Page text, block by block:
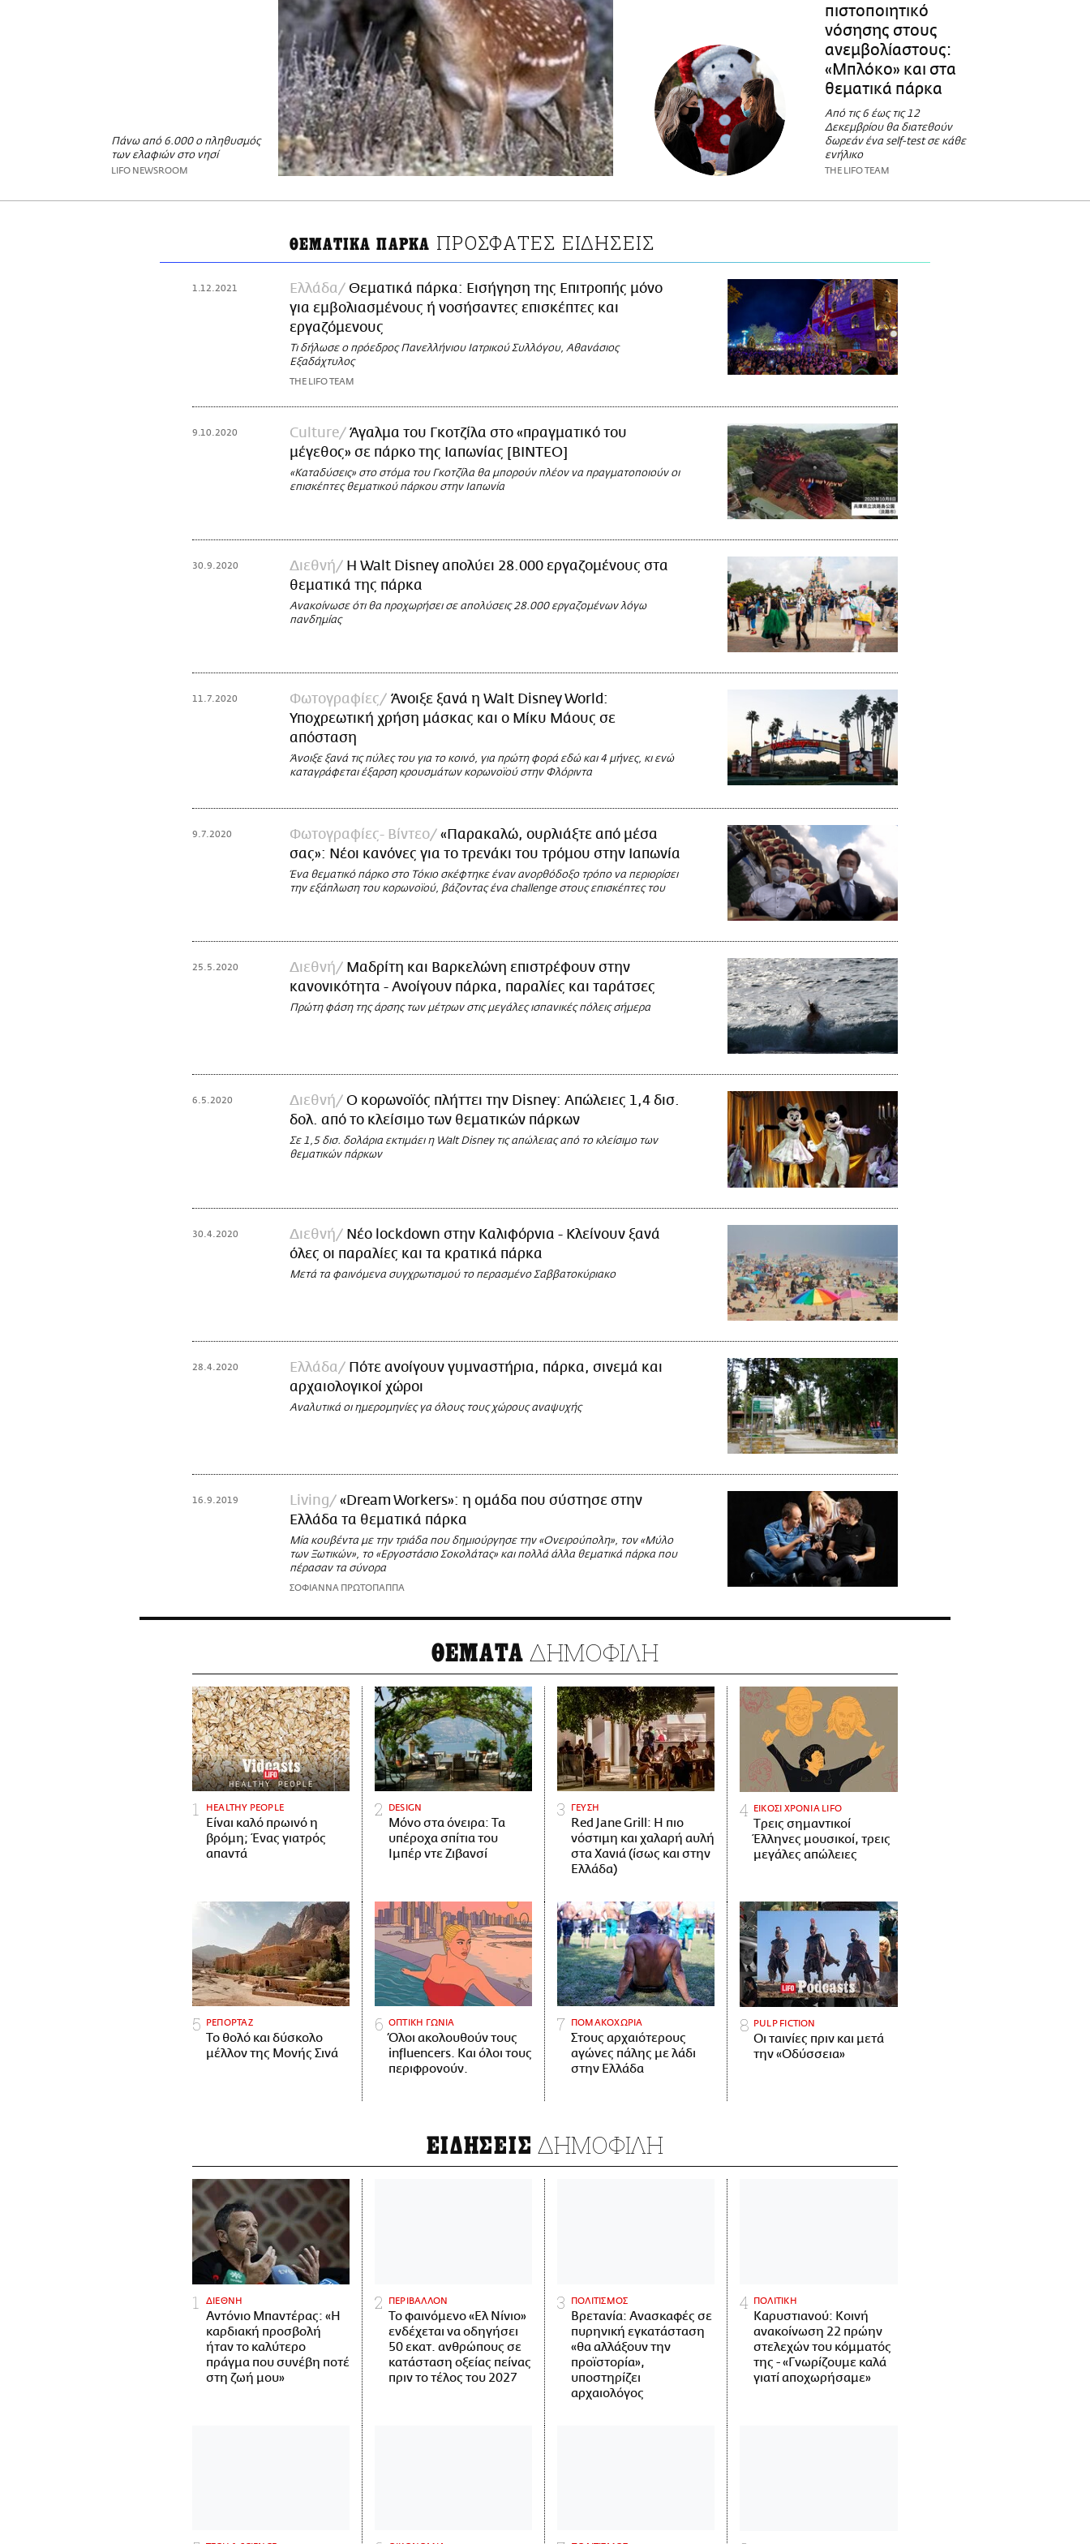
Πάνω από 6.000 ο πληθυσμός
των ελαφιών στο νησί
LIFO NEWSROOM
πιστοποιητικό
νόσησης στους
ανεμβολίαστους:
«Μπλόκο» και στα
θεματικά πάρκα
Από τις 6 έως τις 12
Δεκεμβρίου θα διατεθούν
δωρεάν ένα self-test σε κάθε
ενήλικο
THE LIFO TEAM
ΘΕΜΑΤΙΚΑ ΠΑΡΚΑ ΠΡΟΣΦΑΤΕΣ ΕΙΔΗΣΕΙΣ
1.12.2021 Ελλάδα
Θεματικά πάρκα: Εισήγηση της Επιτροπής μόνο
για εμβολιασμένους ή νοσήσαντες επισκέπτες και
εργαζόμενους
Τι δήλωσε ο πρόεδρος Πανελλήνιου Ιατρικού Συλλόγου, Αθανάσιος
Εξαδάχτυλος
THE LIFO TEAM
9.10.2020 Culture
Άγαλμα του Γκοτζίλα στο «πραγματικό του
μέγεθος» σε πάρκο της Ιαπωνίας [BINTEO]
«Καταδύσεις» στο στόμα του Γκοτζίλα θα μπορούν πλέον να πραγματοποιούν οι
επισκέπτες θεματικού πάρκου στην Ιαπωνία
30.9.2020 Διεθνή
Η Walt Disney απολύει 28.000 εργαζομένους στα
θεματικά της πάρκα
Ανακοίνωσε ότι θα προχωρήσει σε απολύσεις 28.000 εργαζομένων λόγω
πανδημίας
11.7.2020 Φωτογραφίες
Άνοιξε ξανά η Walt Disney World:
Υποχρεωτική χρήση μάσκας και ο Μίκυ Μάους σε
απόσταση
Άνοιξε ξανά τις πύλες του για το κοινό, για πρώτη φορά εδώ και 4 μήνες, κι ενώ
καταγράφεται έξαρση κρουσμάτων κορωνοϊού στην Φλόριντα
9.7.2020 Φωτογραφίες- Βίντεο
«Παρακαλώ, ουρλιάξτε από μέσα
σας»: Νέοι κανόνες για το τρενάκι του τρόμου στην Ιαπωνία
Ένα θεματικό πάρκο στο Τόκιο σκέφτηκε έναν ανορθόδοξο τρόπο να περιορίσει
την εξάπλωση του κορωνοϊού, βάζοντας ένα challenge στους επισκέπτες του
25.5.2020 Διεθνή
Μαδρίτη και Βαρκελώνη επιστρέφουν στην
κανονικότητα - Ανοίγουν πάρκα, παραλίες και ταράτσες
Πρώτη φάση της άρσης των μέτρων στις μεγάλες ισπανικές πόλεις σήμερα
6.5.2020 Διεθνή
Ο κορωνοϊός πλήττει την Disney: Απώλειες 1,4 δισ.
δολ. από το κλείσιμο των θεματικών πάρκων
Σε 1,5 δισ. δολάρια εκτιμάει η Walt Disney τις απώλειας από το κλείσιμο των
θεματικών πάρκων
30.4.2020 Διεθνή
Νέο lockdown στην Καλιφόρνια - Κλείνουν ξανά
όλες οι παραλίες και τα κρατικά πάρκα
Μετά τα φαινόμενα συγχρωτισμού το περασμένο Σαββατοκύριακο
28.4.2020 Ελλάδα
Πότε ανοίγουν γυμναστήρια, πάρκα, σινεμά και
αρχαιολογικοί χώροι
Αναλυτικά οι ημερομηνίες γα όλους τους χώρους αναψυχής
16.9.2019 Living
«Dream Workers»: η ομάδα που σύστησε στην
Ελλάδα τα θεματικά πάρκα
Μία κουβέντα με την τριάδα που δημιούργησε την «Ονειρούπολη», τον «Μύλο
των Ξωτικών», το «Εργοστάσιο Σοκολάτας» και πολλά άλλα θεματικά πάρκα που
πέρασαν τα σύνορα
ΣΟΦΙΑΝΝΑ ΠΡΩΤΟΠΑΠΠΑ
ΘΕΜΑΤΑ ΔΗΜΟΦΙΛΗ
HEALTHY PEOPLE
Είναι καλό πρωινό η
βρόμη; Ένας γιατρός
απαντά
DESIGN
Μόνο στα όνειρα: Τα
υπέροχα σπίτια του
Ιμπέρ ντε Ζιβανσί
ΓΕΥΣΗ
Red Jane Grill: Η πιο
νόστιμη και χαλαρή αυλή
στα Χανιά (ίσως και στην
Ελλάδα)
ΕΙΚΟΣΙ ΧΡΟΝΙΑ LIFO
Tρεις σημαντικοί
Έλληνες μουσικοί, τρεις
μεγάλες απώλειες
ΡΕΠΟΡΤΑΖ
Το θολό και δύσκολο
μέλλον της Μονής Σινά
ΟΠΤΙΚΗ ΓΩΝΙΑ
Όλοι ακολουθούν τους
influencers. Και όλοι τους
περιφρονούν.
ΠΟΜΑΚΟΧΩΡΙΑ
Στους αρχαιότερους
αγώνες πάλης με λάδι
στην Ελλάδα
PULP FICTION
Οι ταινίες πριν και μετά
την «Οδύσσεια»
ΕΙΔΗΣΕΙΣ ΔΗΜΟΦΙΛΗ
ΔΙΕΘΝΗ
Αντόνιο Μπαντέρας: «Η
καρδιακή προσβολή
ήταν το καλύτερο
πράγμα που συνέβη ποτέ
στη ζωή μου»
ΠΕΡΙΒΑΛΛΟΝ
Το φαινόμενο «Ελ Νίνιο»
ενδέχεται να οδηγήσει
50 εκατ. ανθρώπους σε
κατάσταση οξείας πείνας
πριν το τέλος του 2027
ΠΟΛΙΤΙΣΜΟΣ
Βρετανία: Ανασκαφές σε
πυρηνική εγκατάσταση
«θα αλλάξουν την
προϊστορία»,
υποστηρίζει
αρχαιολόγος
ΠΟΛΙΤΙΚΗ
Καρυστιανού: Κοινή
ανακοίνωση 22 πρώην
στελεχών του κόμματός
της - «Γνωρίζουμε καλά
γιατί αποχωρήσαμε»